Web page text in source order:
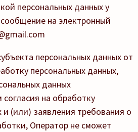
персональных данных у
на электронный
персональных данных от
персональных данных,
данных
на обработку
и (или) заявления требования о
Оператор не сможет